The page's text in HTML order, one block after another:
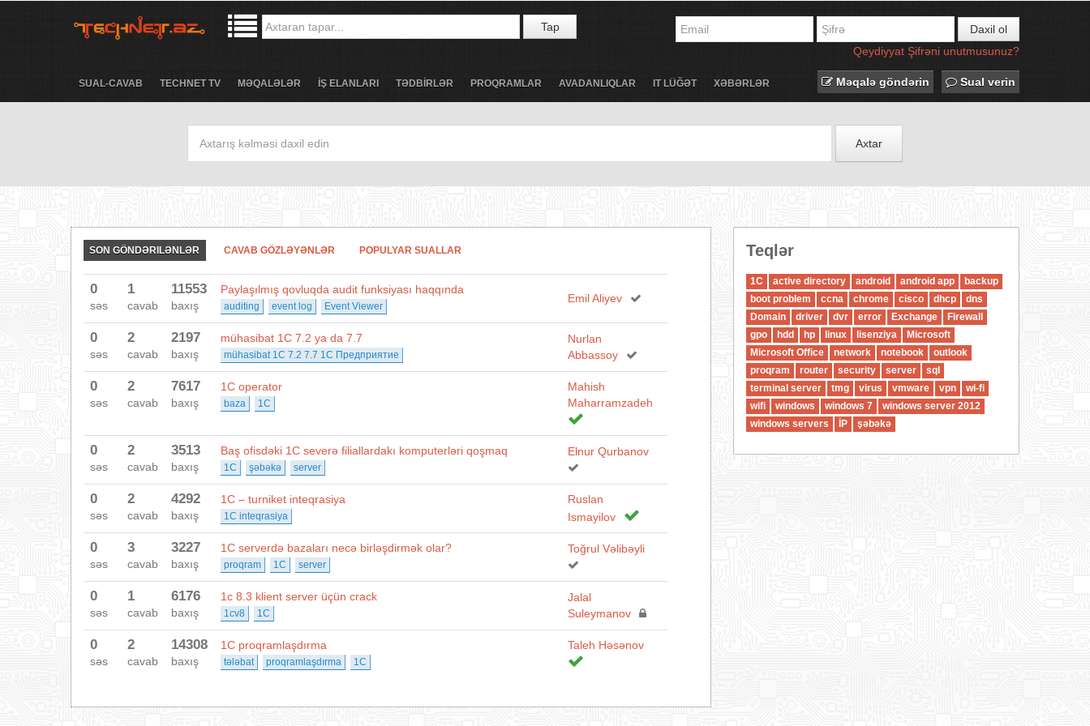
Tap
Daxil ol
Qeydiyyat Şifrəni unutmusunuz?
SUAL-CAVAB TECHNET TV MƏQALƏLƏR İŞ ELANLARI TƏDBİRLƏR PROQRAMLAR AVADANLIQLAR IT LÜĞƏT XƏBƏRLƏR Məqalə göndərin Sual verin
Axtar
SON GÖNDƏRILƏNLƏR CAVAB GÖZLƏYƏNLƏR POPULYAR SUALLAR
0
səs
1
cavab
11553
baxış
Paylaşılmış qovluqda audit funksiyası haqqında
auditing event log Event Viewer
Emil Aliyev
0
səs
2
cavab
2197
baxış
mühasibat 1C 7.2 ya da 7.7
mühasibat 1C 7.2 7.7 1C Предприятие
Nurlan
Abbassoy
0
səs
2
cavab
7617
baxış
1C operator
baza 1C
Mahish
Maharramzadeh
0
səs
2
cavab
3513
baxış
Baş ofisdəki 1C severə filiallardakı komputerləri qoşmaq
1C şəbəkə server
Elnur Qurbanov
0
səs
2
cavab
4292
baxış
1C – turniket inteqrasiya
1C inteqrasiya
Ruslan
Ismayilov
0
səs
3
cavab
3227
baxış
1C serverdə bazaları necə birləşdirmək olar?
proqram 1C server
Toğrul Vəlibəyli
0
səs
1
cavab
6176
baxış
1c 8.3 klient server üçün crack
1cv8 1C
Jalal
Suleymanov
0
səs
2
cavab
14308
baxış
1C proqramlaşdırma
tələbat proqramlaşdırma 1C
Taleh Həsənov
Teqlər
1C active directory android android app
backup
boot problem
ccna chrome cisco dhcp
dns
Domain
driver dvr error Exchange
Firewall
gpo
hdd hp linux lisenziya
Microsoft
Microsoft Office
network notebook
outlook
proqram
router security server
sql
terminal server
tmg virus vmware vpn
wi-fi
wifi
windows windows 7
windows server 2012
windows servers
İP şəbəkə